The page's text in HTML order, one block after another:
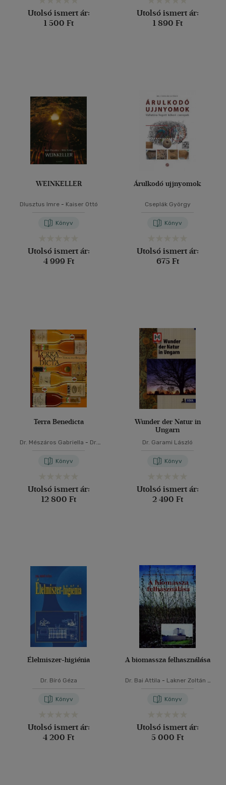
Utolsó ismert ár:
1 500 Ft
Utolsó ismert ár:
1 890 Ft
WEINKELLER
Dlusztus Imre- Kaiser Ottó
Könyv
Utolsó ismert ár:
4 999 Ft
Árulkodó ujjnyomok
Cseplák György
Könyv
Utolsó ismert ár:
675 Ft
Terra Benedicta
Dr. Mészáros Gabriella - Dr.
Könyv
Utolsó ismert ár:
12 800 Ft
Wunder der Natur in
Ungarn
Dr. Garami László
Könyv
Utolsó ismert ár:
2 490 Ft
Élelmiszer-higiénia
Dr. Bíró Géza
Könyv
Utolsó ismert ár:
4 200 Ft
A biomassza felhasználása
Dr. Bai Attila - Lakner Zoltán -
Könyv
Utolsó ismert ár:
5 000 Ft